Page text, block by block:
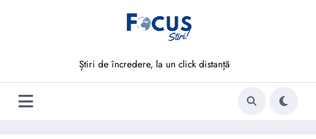
Știri de încredere, la un click distanță